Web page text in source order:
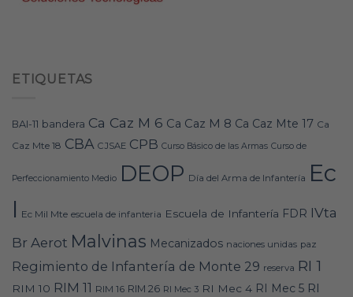
ETIQUETAS
BAI-11 bandera Ca Caz M 6 Ca Caz M 8 Ca Caz Mte 17 Ca
Caz Mte 18 CBA CJSAE CPB Curso Básico de las Armas Curso de
Perfeccionamiento Medio DEOP Día del Arma de Infantería Ec
I Ec Mil Mte escuela de infanteria Escuela de Infantería FDR IVta
Br Aerot Malvinas Mecanizados naciones unidas paz
Regimiento de Infantería de Monte 29 reserva RI 1
RIM 10 RIM 11 RIM 16 RIM 26 RI Mec 3 RI Mec 4 RI Mec 5 RI